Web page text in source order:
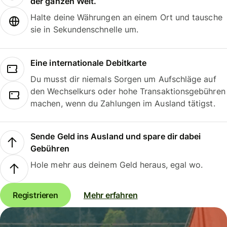
Halte deine Währungen an einem Ort und tausche
sie in Sekundenschnelle um.
Eine internationale Debitkarte
Du musst dir niemals Sorgen um Aufschläge auf
den Wechselkurs oder hohe Transaktionsgebühren
machen, wenn du Zahlungen im Ausland tätigst.
Sende Geld ins Ausland und spare dir dabei
Gebühren
Hole mehr aus deinem Geld heraus, egal wo.
Registrieren Mehr erfahren